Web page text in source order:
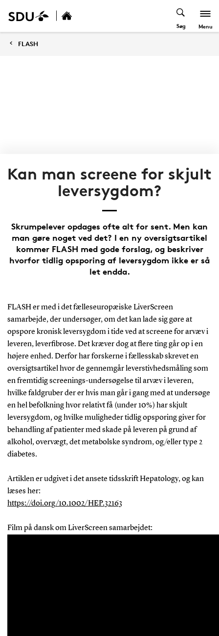
Søg Menu
FLASH
Kan man screene for skjult
leversygdom?
Skrumpelever opdages ofte alt for sent. Men kan
man gøre noget ved det? I en ny oversigtsartikel
kommer FLASH med gode forslag, og beskriver
hvorfor tidlig opsporing af leversygdom ikke er så
let endda.
FLASH er med i det fælleseuropæiske LiverScreen
samarbejde, der undersøger, om det kan lade sig gøre at
opspore kronisk leversygdom i tide ved at screene for arvæv i
leveren, leverfibrose. Det kræver dog at flere ting går op i en
højere enhed. Derfor har forskerne i fællesskab skrevet en
oversigtsartikel hvor de gennemgår leverstivhedsmåling som
en fremtidig screenings-undersøgelse til arvæv i leveren,
hvilke faldgruber der er hvis man går i gang med at undersøge
en hel befolkning hvor relativt få (under 10%) har skjult
leversygdom, og hvilke muligheder tidlig opsporing giver for
behandling af patienter med skade på leveren på grund af
alkohol, overvægt, det metabolske syndrom, og/eller type 2
diabetes.
Artiklen er udgivet i det ansete tidsskrift Hepatology, og kan
læses her:
https://doi.org/10.1002/HEP.32163
Film på dansk om LiverScreen samarbejdet: